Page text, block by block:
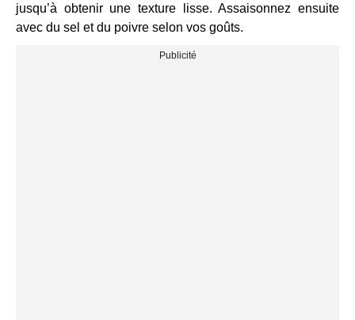
jusqu’à obtenir une texture lisse. Assaisonnez ensuite
avec du sel et du poivre selon vos goûts.